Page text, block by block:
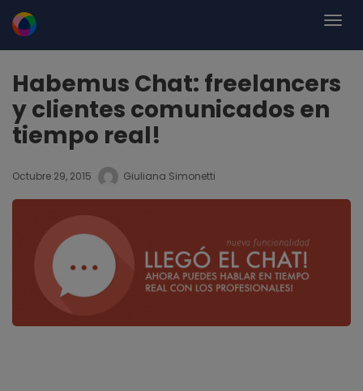
Habemus Chat: freelancers
y clientes comunicados en
tiempo real!
Octubre 29, 2015 Giuliana Simonetti